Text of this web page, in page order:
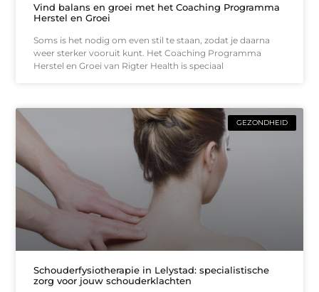
Vind balans en groei met het Coaching Programma
Herstel en Groei
Soms is het nodig om even stil te staan, zodat je daarna
weer sterker vooruit kunt. Het Coaching Programma
Herstel en Groei van Rigter Health is speciaal
GEZONDHEID
Schouderfysiotherapie in Lelystad: specialistische
zorg voor jouw schouderklachten